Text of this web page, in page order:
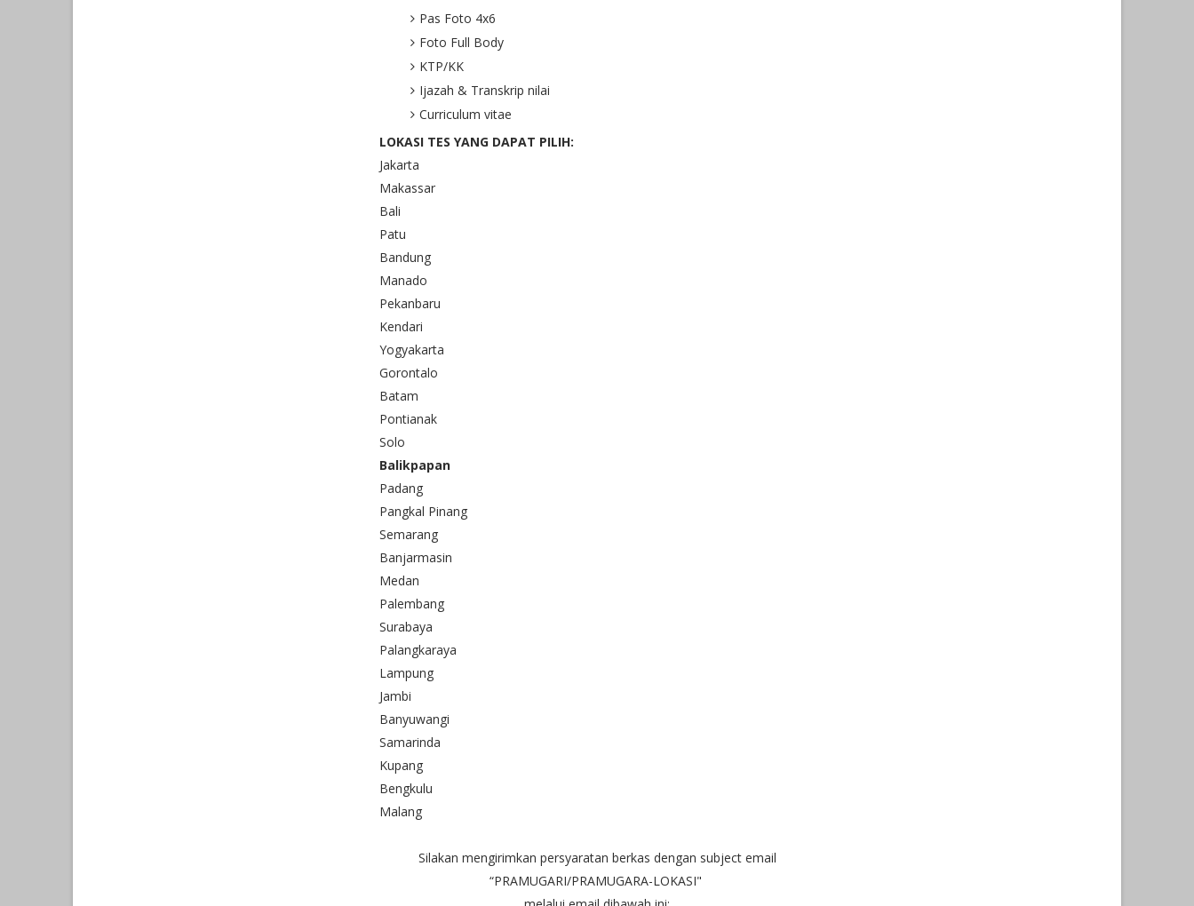
Pas Foto 4x6
Foto Full Body
KTP/KK
Ijazah & Transkrip nilai
Curriculum vitae
LOKASI TES YANG DAPAT PILIH:
Jakarta
Makassar
Bali
Patu
Bandung
Manado
Pekanbaru
Kendari
Yogyakarta
Gorontalo
Batam
Pontianak
Solo
Balikpapan
Padang
Pangkal Pinang
Semarang
Banjarmasin
Medan
Palembang
Surabaya
Palangkaraya
Lampung
Jambi
Banyuwangi
Samarinda
Kupang
Bengkulu
Malang
Silakan mengirimkan persyaratan berkas dengan subject email
“PRAMUGARI/PRAMUGARA-LOKASI"